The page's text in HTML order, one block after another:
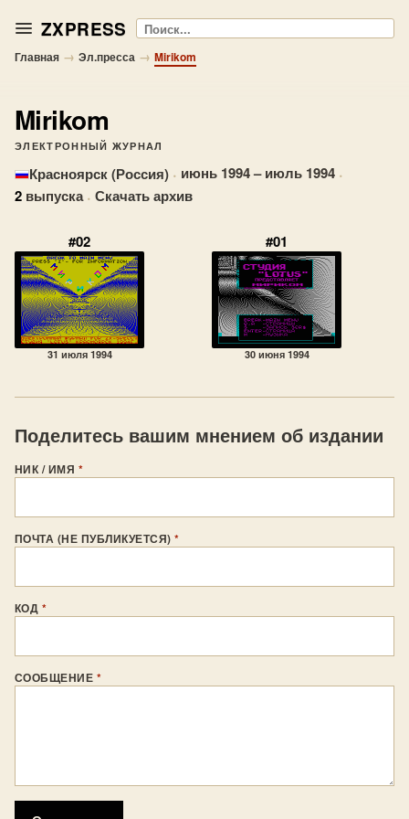
ZXPRESS Поиск
Главная → Эл.пресса → Mirikom
Mirikom
ЭЛЕКТРОННЫЙ ЖУРНАЛ
Красноярск (Россия) · июнь 1994 – июль 1994 ·
2 выпуска · Скачать архив
#02
31 июля 1994
#01
30 июня 1994
Поделитесь вашим мнением об издании
НИК / ИМЯ *
ПОЧТА (НЕ ПУБЛИКУЕТСЯ)*
КОД *
СООБЩЕНИЕ *